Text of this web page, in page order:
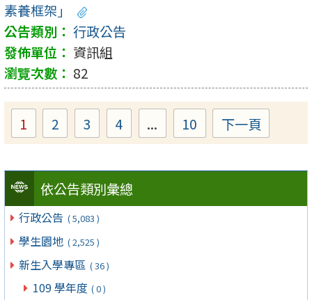
依公告類別彙總
行政公告 ( 5,083 )
學生園地 ( 2,525 )
新生入學專區 ( 36 )
109 學年度 ( 0 )
素養框架」
行政公告
資訊組
82
Page
1 Page
2 Page
3 Page
4 ... Page
10 下一頁